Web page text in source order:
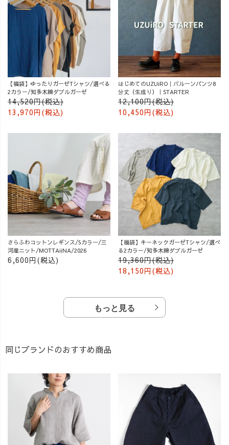
【福袋】ゆったりガーゼTシャツ/選べる
2カラー/知多木綿ダブルガーゼ
14,520円(税込)
13,970円(税込)
はじめてのUZUiRO｜バルーンパンツ8
分丈（生成り）｜STARTER
12,100円(税込)
10,450円(税込)
さらふわコットンレギンス/5カラー/三
河産ニット/MOTTAiiNA/2026
6,600円(税込)
【福袋】キーネックガーゼTシャツ/選べ
る2カラー/知多木綿ダブルガーゼ
19,360円(税込)
18,150円(税込)
もっと見る
同じブランドのおすすめ商品